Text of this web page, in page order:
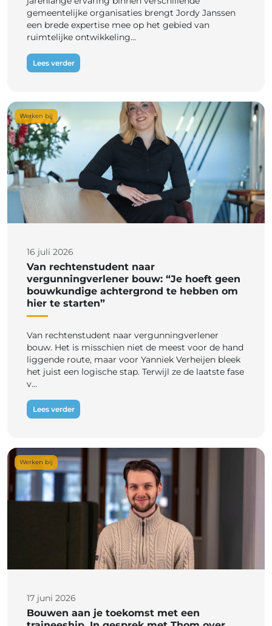
gemeentelijke organisaties brengt Jordy Janssen
een brede expertise mee op het gebied van
ruimtelijke ontwikkeling...
Lees verder
Werken bij
16 juli 2026
Van rechtenstudent naar
vergunningverlener bouw: “Je hoeft geen
bouwkundige achtergrond te hebben om
hier te starten”
Van rechtenstudent naar vergunningverlener
bouw. Het is misschien niet de meest voor de hand
liggende route, maar voor Yanniek Verheijen bleek
het juist een logische stap. Terwijl ze de laatste fase
v...
Lees verder
Werken bij
17 juni 2026
Bouwen aan je toekomst met een